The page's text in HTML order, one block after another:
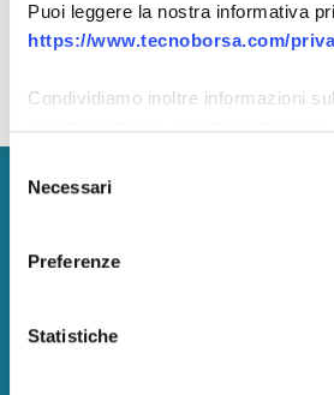
Puoi leggere la nostra informativa
https://www.tecnoborsa.com/
Condividiamo inoltre informazioni
potrebbero combinarle con altre
fornito loro o che hanno raccolto
delNecessari
Preferenze
Statistiche
P. IVA:05375771002